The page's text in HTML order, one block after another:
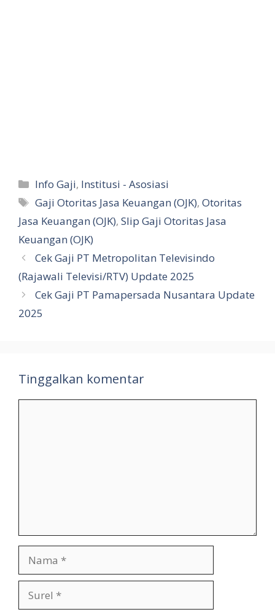
Kategori
Info Gaji, Institusi - Asosiasi
Tag
Gaji Otoritas Jasa Keuangan (OJK),Otoritas
Jasa Keuangan (OJK), Slip Gaji Otoritas Jasa
Keuangan (OJK)
Cek Gaji PT Metropolitan Televisindo
(Rajawali Televisi/RTV) Update 2025
Cek Gaji PT Pamapersada Nusantara Update
2025
Tinggalkan komentar